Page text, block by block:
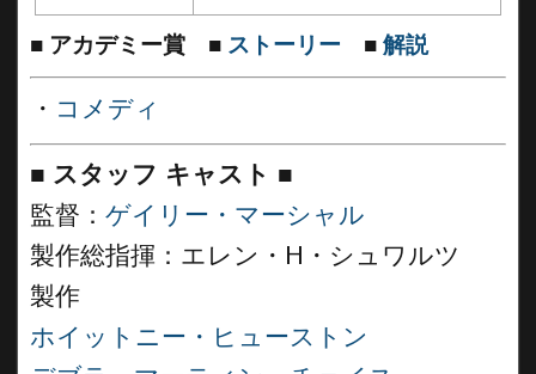
■ アカデミー賞 ■ ストーリー ■ 解説
・ コメディ
■ スタッフ キャスト ■
監督： ゲイリー・マーシャル
製作総指揮：エレン・H・シュワルツ
製作
ホイットニー・ヒューストン